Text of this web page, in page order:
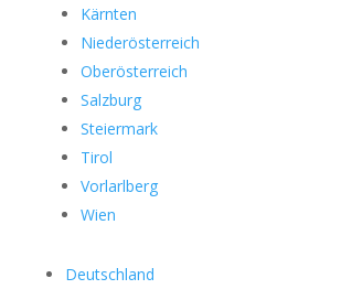
Kärnten
Niederösterreich
Oberösterreich
Salzburg
Steiermark
Tirol
Vorlarlberg
Wien
Deutschland